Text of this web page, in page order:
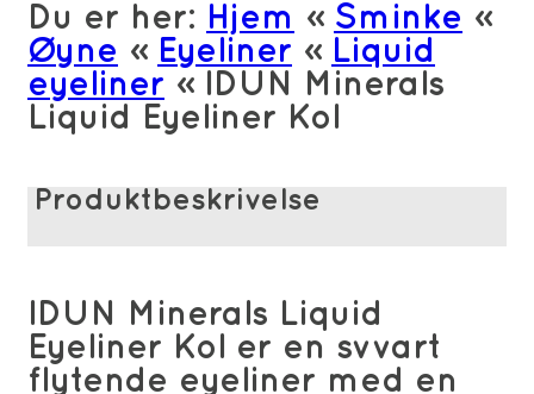
Du er her: Hjem » Sminke »
Øyne » Eyeliner » Liquid
eyeliner »
IDUN Minerals
Liquid Eyeliner Kol
Produktbeskrivelse
IDUN Minerals Liquid
Eyeliner Kol er en svvart
flytende eyeliner med en